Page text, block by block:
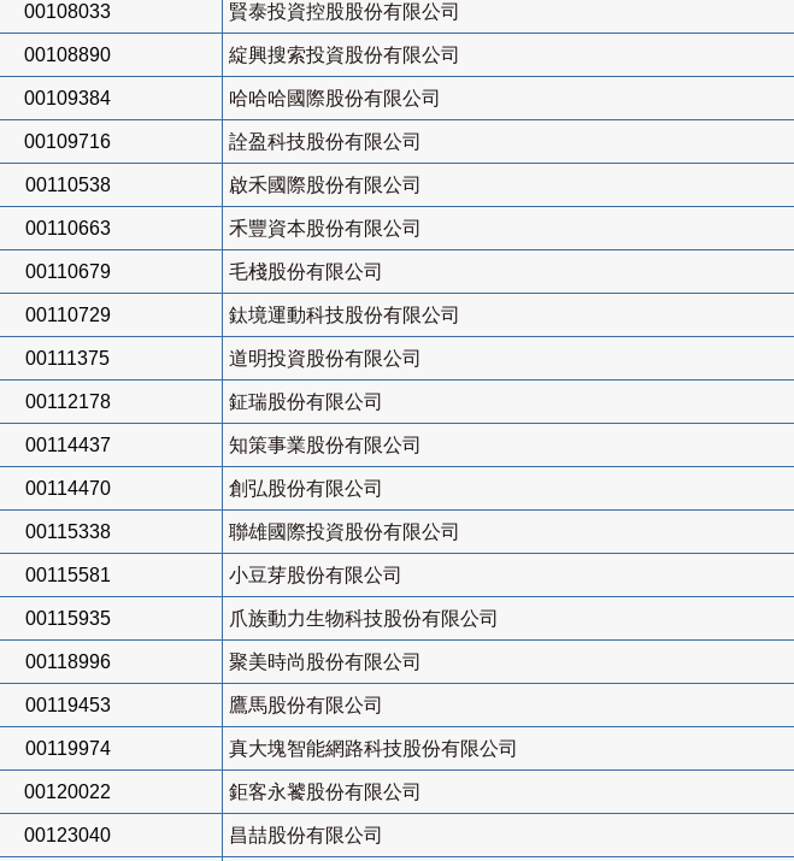
00108033 賢泰投資控股股份有限公司
00108890 綻興搜索投資股份有限公司
00109384 哈哈哈國際股份有限公司
00109716 詮盈科技股份有限公司
00110538 啟禾國際股份有限公司
00110663 禾豐資本股份有限公司
00110679 毛棧股份有限公司
00110729 鈦境運動科技股份有限公司
00111375 道明投資股份有限公司
00112178 鉦瑞股份有限公司
00114437 知策事業股份有限公司
00114470 創弘股份有限公司
00115338 聯雄國際投資股份有限公司
00115581 小豆芽股份有限公司
00115935 爪族動力生物科技股份有限公司
00118996 聚美時尚股份有限公司
00119453 鷹馬股份有限公司
00119974 真大塊智能網路科技股份有限公司
00120022 鉅客永饕股份有限公司
00123040 昌喆股份有限公司